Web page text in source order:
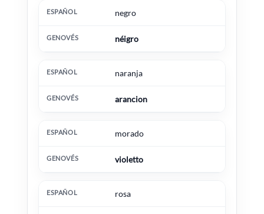
negro
néigro
naranja
arancion
morado
violetto
rosa